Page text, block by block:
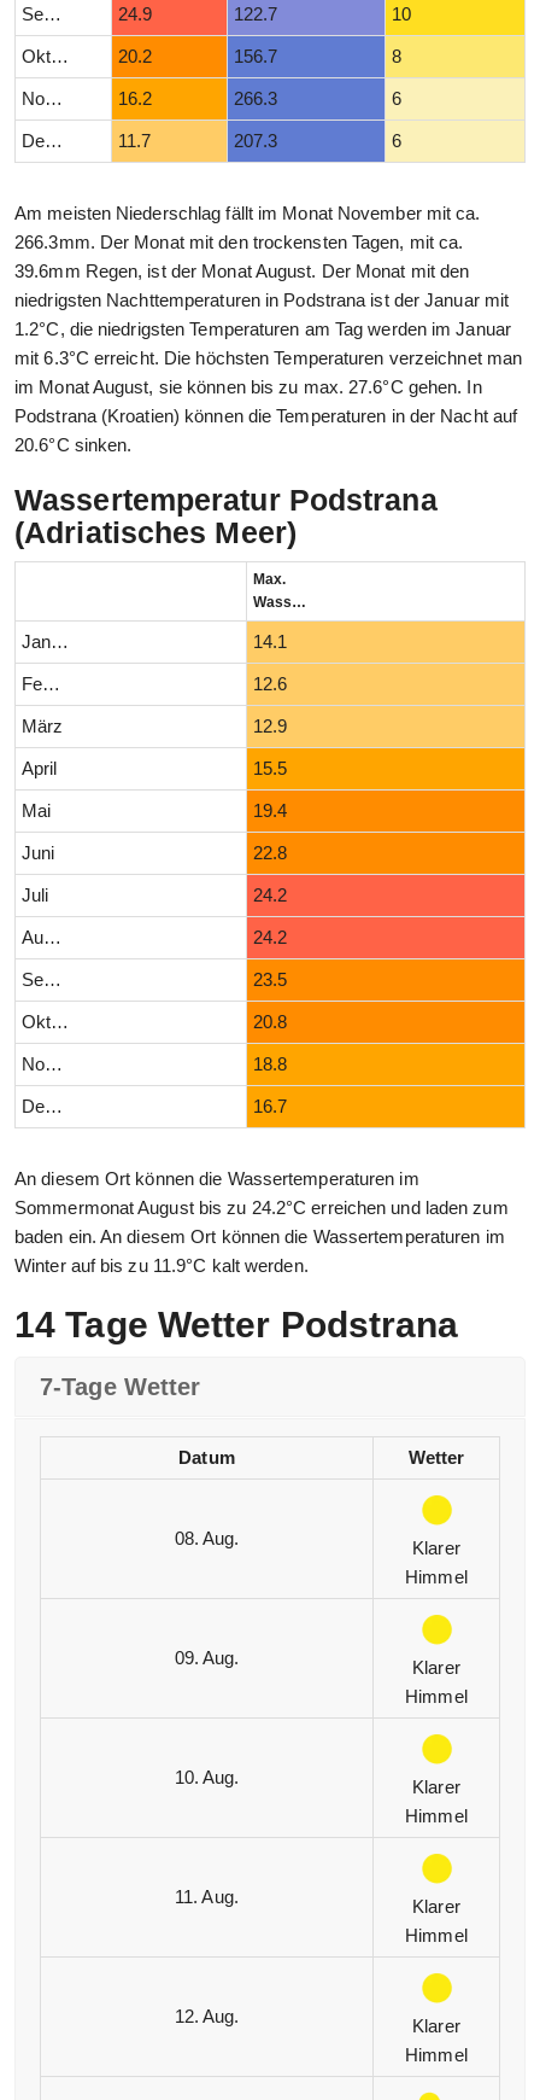
September 24.9 122.7 10
Oktober 20.2 156.7 8
November 16.2 266.3 6
Dezember 11.7 207.3 6
Am meisten Niederschlag fällt im Monat November mit ca.
266.3mm. Der Monat mit den trockensten Tagen, mit ca.
39.6mm Regen, ist der Monat August. Der Monat mit den
niedrigsten Nachttemperaturen in Podstrana ist der Januar mit
1.2°C, die niedrigsten Temperaturen am Tag werden im Januar
mit 6.3°C erreicht. Die höchsten Temperaturen verzeichnet man
im Monat August, sie können bis zu max. 27.6°C gehen. In
Podstrana (Kroatien) können die Temperaturen in der Nacht auf
20.6°C sinken.
Wassertemperatur Podstrana
(Adriatisches Meer)
Max.
Wassertemperatur (°C)
Januar 14.1
Februar 12.6
März 12.9
April 15.5
Mai 19.4
Juni 22.8
Juli 24.2
August 24.2
September 23.5
Oktober 20.8
November 18.8
Dezember 16.7
An diesem Ort können die Wassertemperaturen im
Sommermonat August bis zu 24.2°C erreichen und laden zum
baden ein. An diesem Ort können die Wassertemperaturen im
Winter auf bis zu 11.9°C kalt werden.
14 Tage Wetter Podstrana
7-Tage Wetter
Datum Wetter
08. Aug.
Klarer
Himmel
09. Aug.
Klarer
Himmel
10. Aug.
Klarer
Himmel
11. Aug.
Klarer
Himmel
12. Aug.
Klarer
Himmel